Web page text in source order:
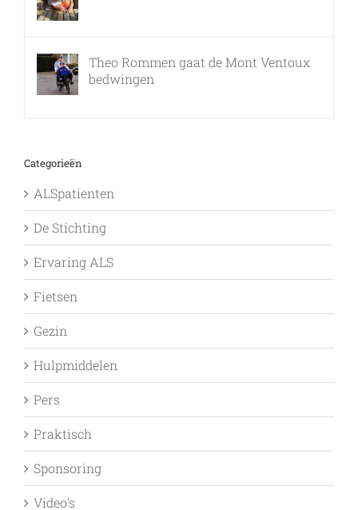
Theo Rommen gaat de Mont Ventoux
bedwingen
Categorieën
ALSpatienten
De Stichting
Ervaring ALS
Fietsen
Gezin
Hulpmiddelen
Pers
Praktisch
Sponsoring
Video's